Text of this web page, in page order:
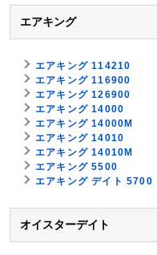
エアキング
エアキング 114210
エアキング 116900
エアキング 126900
エアキング 14000
エアキング 14000M
エアキング 14010
エアキング 14010M
エアキング 5500
エアキング デイト 5700
オイスターデイト